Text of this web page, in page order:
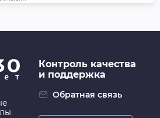
и рулевого управления
Сайлентблок передней подвески,
рычага, внутренний
Контроль качества
и поддержка
Обратная связь